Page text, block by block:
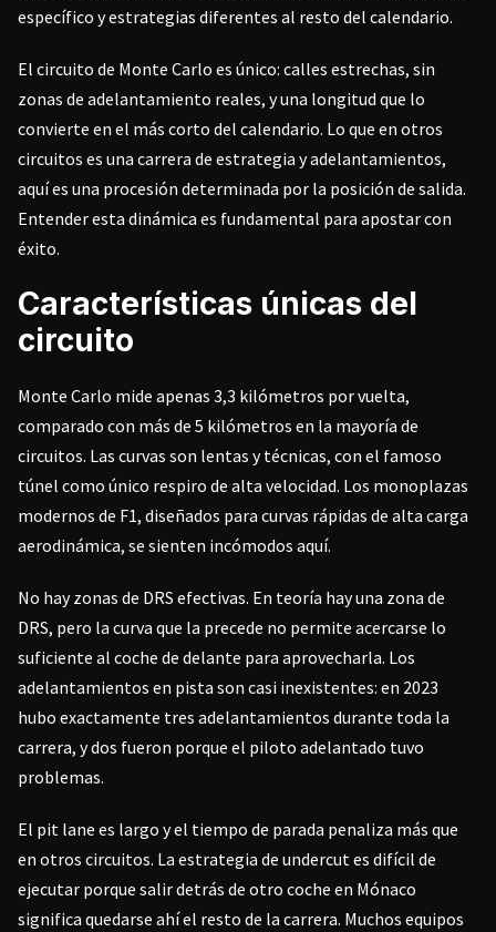
específico y estrategias diferentes al resto del calendario.
El circuito de Monte Carlo es único: calles estrechas, sin
zonas de adelantamiento reales, y una longitud que lo
convierte en el más corto del calendario. Lo que en otros
circuitos es una carrera de estrategia y adelantamientos,
aquí es una procesión determinada por la posición de salida.
Entender esta dinámica es fundamental para apostar con
éxito.
Características únicas del
circuito
Monte Carlo mide apenas 3,3 kilómetros por vuelta,
comparado con más de 5 kilómetros en la mayoría de
circuitos. Las curvas son lentas y técnicas, con el famoso
túnel como único respiro de alta velocidad. Los monoplazas
modernos de F1, diseñados para curvas rápidas de alta carga
aerodinámica, se sienten incómodos aquí.
No hay zonas de DRS efectivas. En teoría hay una zona de
DRS, pero la curva que la precede no permite acercarse lo
suficiente al coche de delante para aprovecharla. Los
adelantamientos en pista son casi inexistentes: en 2023
hubo exactamente tres adelantamientos durante toda la
carrera, y dos fueron porque el piloto adelantado tuvo
problemas.
El pit lane es largo y el tiempo de parada penaliza más que
en otros circuitos. La estrategia de undercut es difícil de
ejecutar porque salir detrás de otro coche en Mónaco
significa quedarse ahí el resto de la carrera. Muchos equipos